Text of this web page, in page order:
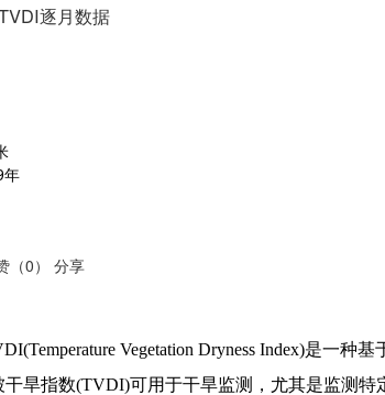
逐月数据
年
（0）
分享
Vegetation Dryness Index)是一
旱指数(TVDI)可用于干旱监测，尤其是监测